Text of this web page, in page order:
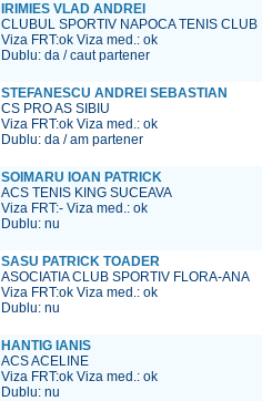
IRIMIES VLAD ANDREI
CLUBUL SPORTIV NAPOCA TENIS CLUB
Viza FRT:ok Viza med.: ok
Dublu: da / caut partener
STEFANESCU ANDREI SEBASTIAN
CS PRO AS SIBIU
Viza FRT:ok Viza med.: ok
Dublu: da / am partener
SOIMARU IOAN PATRICK
ACS TENIS KING SUCEAVA
Viza FRT:- Viza med.: ok
Dublu: nu
SASU PATRICK TOADER
ASOCIATIA CLUB SPORTIV FLORA-ANA
Viza FRT:ok Viza med.: ok
Dublu: nu
HANTIG IANIS
ACS ACELINE
Viza FRT:ok Viza med.: ok
Dublu: nu